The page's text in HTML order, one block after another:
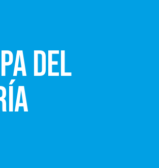
DEL